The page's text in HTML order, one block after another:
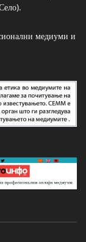
медиуми и